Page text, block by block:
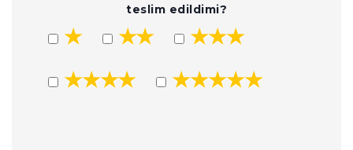
teslim edildimi?
★ ★★
★★★
★★★★
★★★★★